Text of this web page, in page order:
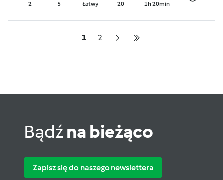
2 5 Łatwy 20 1h 20min
1 2
Bądźna bieżąco
Zapisz się do naszego newslettera